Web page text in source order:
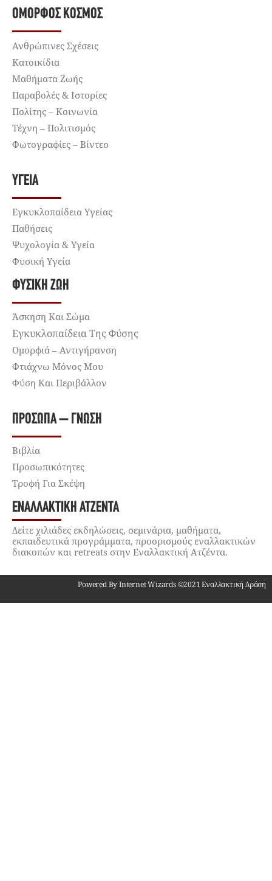
ΌΜΟΡΦΟΣ ΚΌΣΜΟΣ
Ανθρώπινες Σχέσεις
Κατοικίδια
Μαθήματα Ζωής
Παραβολές & Ιστορίες
Πολίτης – Κοινωνία
Τέχνη – Πολιτισμός
Φωτογραφίες – Βίντεο
ΥΓΕΊΑ
Εγκυκλοπαίδεια Υγείας
Παθήσεις
Ψυχολογία & Υγεία
Φυσική Υγεία
ΦΥΣΙΚΉ ΖΩΉ
Άσκηση Και Σώμα
Εγκυκλοπαίδεια Της Φύσης
Ομορφιά – Αντιγήρανση
Φτιάχνω Μόνος Μου
Φύση Και Περιβάλλον
ΠΡΌΣΩΠΑ – ΓΝΏΣΗ
Βιβλία
Προσωπικότητες
Τροφή Για Σκέψη
ΕΝΑΛΛΑΚΤΙΚΉ ΑΤΖΈΝΤΑ
Δείτε χιλιάδες εκδηλώσεις, σεμινάρια, μαθήματα,
εκπαιδευτικά προγράμματα, προορισμούς εναλλακτικών
διακοπών και retreats στην Εναλλακτική Ατζέντα.
Powered By Internet Wizards ©2021 Εναλλακτική Δράση